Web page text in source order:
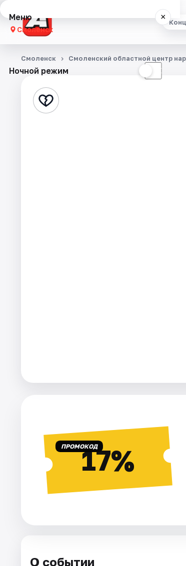
Меню ×
Смоленск
Концерты
Стендап
Ночной режим ☾
Смоленск Смоленский областной центр
ПРОМОКОД17%
О событии